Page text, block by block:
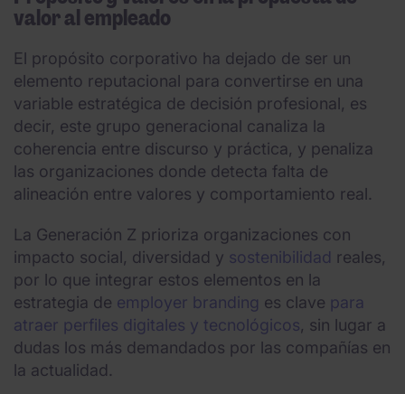
valor al empleado
El propósito corporativo ha dejado de ser un
elemento reputacional para convertirse en una
variable estratégica de decisión profesional, es
decir, este grupo generacional canaliza la
coherencia entre discurso y práctica, y penaliza
las organizaciones donde detecta falta de
alineación entre valores y comportamiento real.
La Generación Z prioriza organizaciones con
impacto social, diversidad y sostenibilidad reales,
por lo que integrar estos elementos en la
estrategia de employer branding es clave para
atraer perfiles digitales y tecnológicos, sin lugar a
dudas los más demandados por las compañías en
la actualidad.